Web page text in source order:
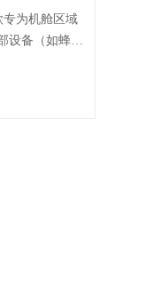
专为机舱区域
设备（如蜂鸣
在嘈杂环境下